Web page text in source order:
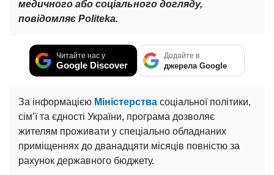
медичного або соціального догляду,
повідомляє Politeka.
Читайте нас у
Google Discover
Додайте в
джерела Google
За інформацією Міністерства соціальної політики,
сім’ї та єдності України, програма дозволяє
жителям проживати у спеціально обладнаних
приміщеннях до дванадцяти місяців повністю за
рахунок державного бюджету.